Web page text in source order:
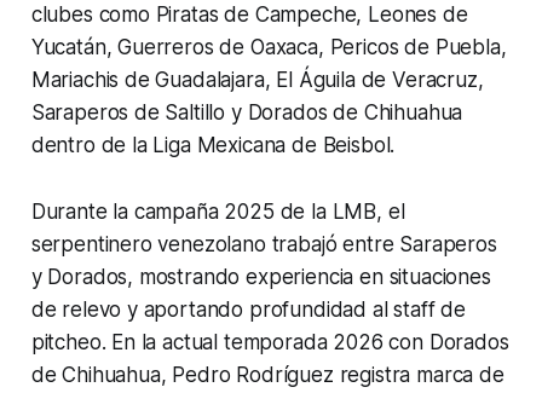
clubes como Piratas de Campeche, Leones de
Yucatán, Guerreros de Oaxaca, Pericos de Puebla,
Mariachis de Guadalajara, El Águila de Veracruz,
Saraperos de Saltillo y Dorados de Chihuahua
dentro de la Liga Mexicana de Beisbol.
Durante la campaña 2025 de la LMB, el
serpentinero venezolano trabajó entre Saraperos
y Dorados, mostrando experiencia en situaciones
de relevo y aportando profundidad al staff de
pitcheo. En la actual temporada 2026 con Dorados
de Chihuahua, Pedro Rodríguez registra marca de